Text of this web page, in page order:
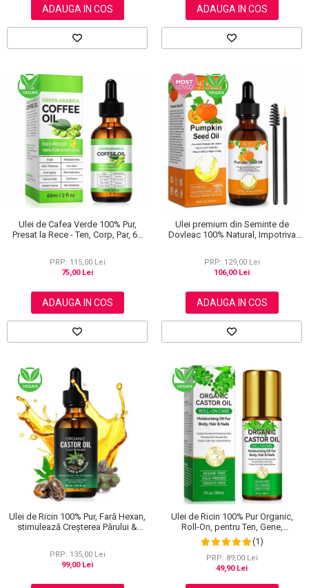
ADAUGA IN COS ADAUGA IN COS
Ulei de Cafea Verde 100% Pur,
Presat la Rece - Ten, Corp, Par, 60
PRP: 115,00 Lei
75,00 Lei
ADAUGA IN COS
Ulei premium din Seminte de
Dovleac 100% Natural, Impotriva
PRP: 129,00 Lei
106,00 Lei
ADAUGA IN COS
Ulei de Ricin 100% Pur, Fară Hexan,
stimulează Creșterea Părului &
PRP: 135,00 Lei
99,00 Lei
Ulei de Ricin 100% Pur Organic,
Roll-On, pentru Ten, Gene,
Sprancene, Unghii, 30 ml
(1)
PRP: 89,00 Lei
49,90 Lei